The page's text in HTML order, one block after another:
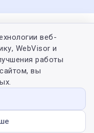
веб-
WebVisor и
работы
вы